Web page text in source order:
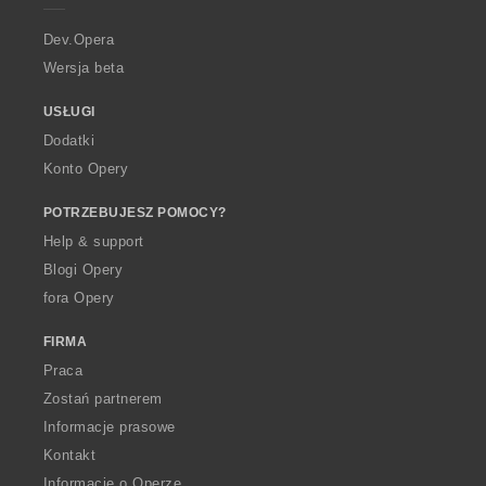
a
Dev.Opera
Wersja beta
USŁUGI
Dodatki
Konto Opery
POTRZEBUJESZ POMOCY?
Help & support
Blogi Opery
fora Opery
FIRMA
Praca
Zostań partnerem
Informacje prasowe
Kontakt